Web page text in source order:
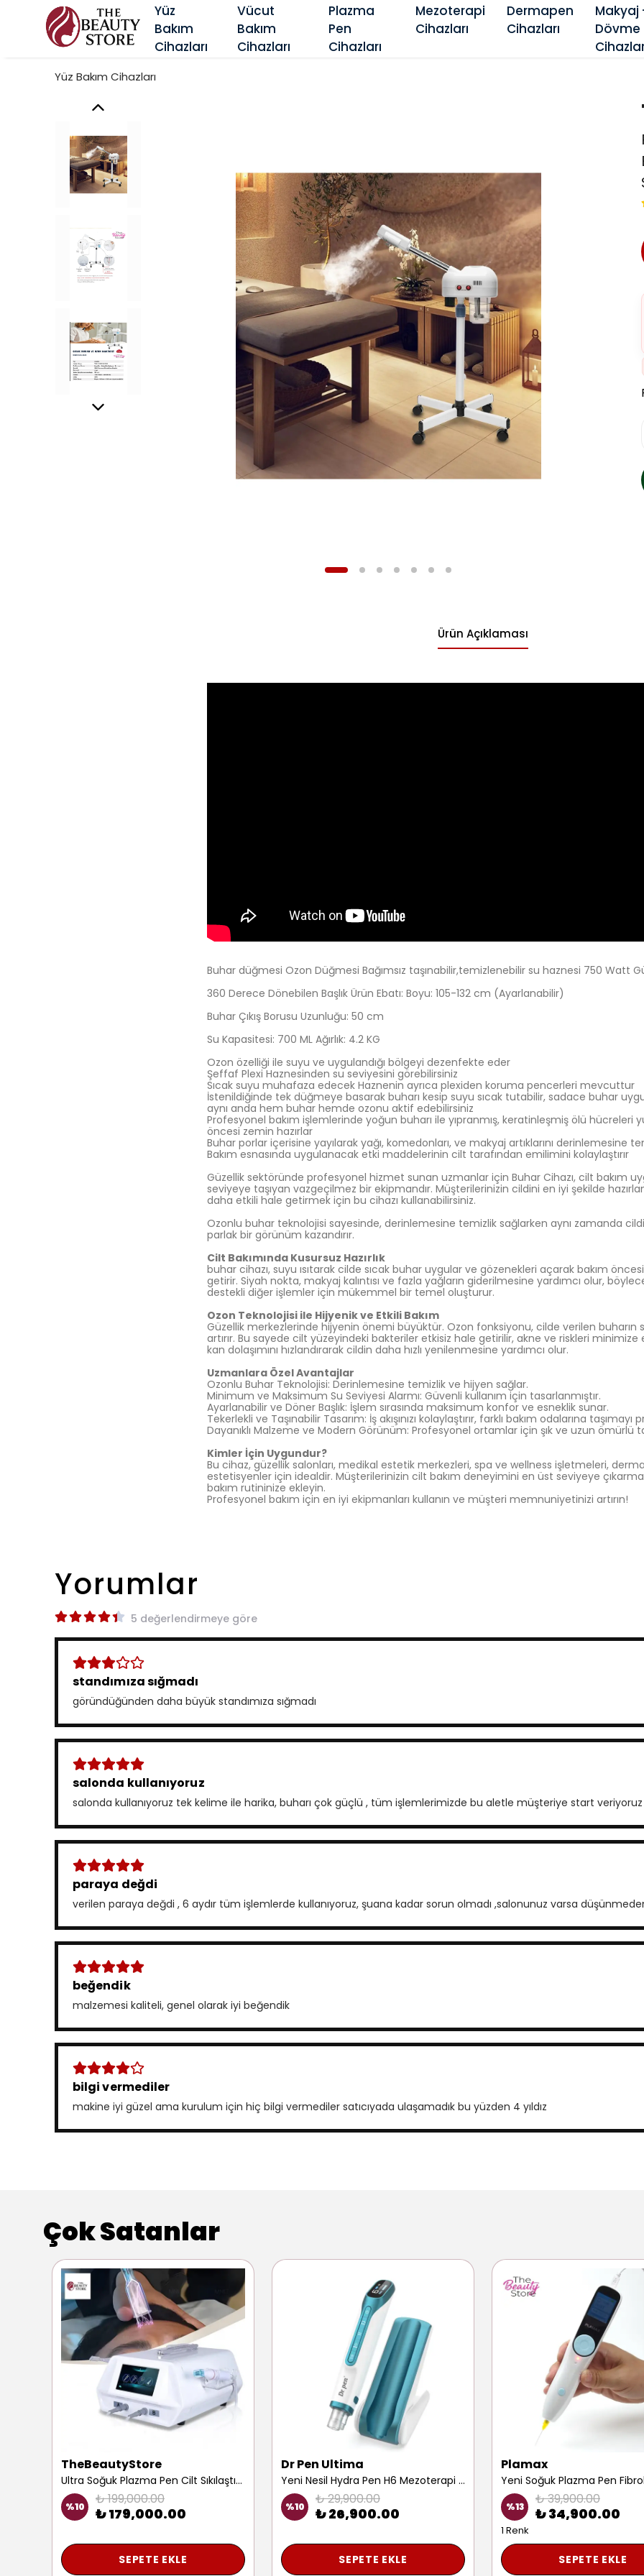
Yüz
Bakım
‎Cihazları
Vücut
Bakım
Cihazları
Plazma
Pen
Cihazları
Mezoterapi
Cihazları
Dermapen
Cihazları
Makyaj
Dövme
Yüz Bakım Cihazları
Ürün Açıklaması
Buhar düğmesi Ozon Düğmesi Bağımsız taşınabilir,temizlenebilir su haznesi 750 Watt
360 Derece Dönebilen Başlık Ürün Ebatı: Boyu: 105-132 cm (Ayarlanabilir)
Buhar Çıkış Borusu Uzunluğu: 50 cm
Su Kapasitesi: 700 ML Ağırlık: 4.2 KG
Ozon özelliği ile suyu ve uygulandığı bölgeyi dezenfekte eder
Şeffaf Plexi Haznesinden su seviyesini görebilirsiniz
Sıcak suyu muhafaza edecek Haznenin ayrıca plexiden koruma pencerleri mevcuttur
İstenildiğinde tek düğmeye basarak buharı kesip suyu sıcak tutabilir, sadace buhar
aynı anda hem buhar hemde ozonu aktif edebilirsiniz
Profesyonel bakım işlemlerinde yoğun buharı ile yıpranmış, keratinleşmiş ölü hücreleri
öncesi zemin hazırlar
Buhar porlar içerisine yayılarak yağı, komedonları, ve makyaj artıklarını derinlemesine
Bakım esnasında uygulanacak etki maddelerinin cilt tarafından emilimini kolaylaştırır
Güzellik sektöründe profesyonel hizmet sunan uzmanlar için Buhar Cihazı, cilt bakım
seviyeye taşıyan vazgeçilmez bir ekipmandır. Müşterilerinizin cildini en iyi şekilde
daha etkili hale getirmek için bu cihazı kullanabilirsiniz.
Ozonlu buhar teknolojisi sayesinde, derinlemesine temizlik sağlarken aynı zamanda cildi
parlak bir görünüm kazandırır.
Cilt Bakımında Kusursuz Hazırlık
buhar cihazı, suyu ısıtarak cilde sıcak buhar uygular ve gözenekleri açarak bakım
getirir. Siyah nokta, makyaj kalıntısı ve fazla yağların giderilmesine yardımcı olur,
destekli diğer işlemler için mükemmel bir temel oluşturur.
Ozon Teknolojisi ile Hijyenik ve Etkili Bakım
Güzellik merkezlerinde hijyenin önemi büyüktür. Ozon fonksiyonu, cilde verilen buharın
artırır. Bu sayede cilt yüzeyindeki bakteriler etkisiz hale getirilir, akne ve riskleri minimize
kan dolaşımını hızlandırarak cildin daha hızlı yenilenmesine yardımcı olur.
Uzmanlara Özel Avantajlar
Ozonlu Buhar Teknolojisi: Derinlemesine temizlik ve hijyen sağlar.
Minimum ve Maksimum Su Seviyesi Alarmı: Güvenli kullanım için tasarlanmıştır.
Ayarlanabilir ve Döner Başlık: İşlem sırasında maksimum konfor ve esneklik sunar.
Tekerlekli ve Taşınabilir Tasarım: İş akışınızı kolaylaştırır, farklı bakım odalarına
Dayanıklı Malzeme ve Modern Görünüm: Profesyonel ortamlar için şık ve uzun ömürlü
Kimler İçin Uygundur?
Bu cihaz, güzellik salonları, medikal estetik merkezleri, spa ve wellness işletmeleri,
estetisyenler için idealdir. Müşterilerinizin cilt bakım deneyimini en üst seviyeye çıkarmak
bakım rutininize ekleyin.
Profesyonel bakım için en iyi ekipmanları kullanın ve müşteri memnuniyetinizi artırın!
Yorumlar
5 değerlendirmeye göre
standımıza sığmadı
göründüğünden daha büyük standımıza sığmadı
salonda kullanıyoruz
salonda kullanıyoruz tek kelime ile harika, buharı çok güçlü , tüm işlemlerimizde bu aletle müşteriye start veriyoruz
paraya değdi
verilen paraya değdi , 6 aydır tüm işlemlerde kullanıyoruz, şuana kadar sorun olmadı ,salonunuz varsa
beğendik
malzemesi kaliteli, genel olarak iyi beğendik
bilgi vermediler
makine iyi güzel ama kurulum için hiç bilgi vermediler satıcıyada ulaşamadık bu yüzden 4 yıldız
Çok Satanlar
TheBeautyStore
Ultra Soğuk Plazma Pen Cilt Sıkılaştırma Gençleştirme Yüz Yenileme Saç Güçlendirme Anti Aging Cihazı
%10 ₺ 199,000.00
₺ 179,000.00
SEPETE EKLE
Dr Pen Ultima
Yeni Nesil Hydra Pen H6 Mezoterapi Cihazı Yüz Iz Leke Kırışıklık Giderme Prp Dermapen Makinesi
%10 ₺ 29,900.00
₺ 26,900.00
SEPETE EKLE
Plamax
%13 ₺ 39,900.00
₺ 34,900.00
1 Renk
SEPETE EKLE